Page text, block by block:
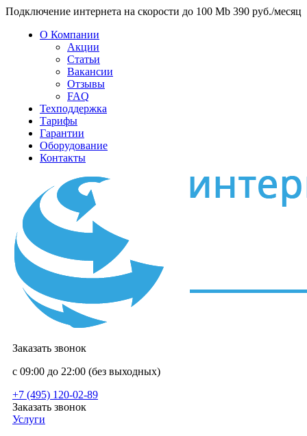
Подключение интернета на скорости до 100 Mb 390 руб./месяц
О Компании
Акции
Статьи
Вакансии
Отзывы
FAQ
Техподдержка
Тарифы
Гарантии
Оборудование
Контакты
Заказать звонок
с 09:00 до 22:00 (без выходных)
+7 (495) 120-02-89
Заказать звонок
Услуги